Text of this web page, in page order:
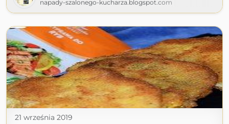
napady-szalonego-kucharza.blogspot.com
21 września 2019